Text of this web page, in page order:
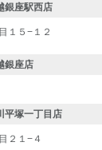
銀座駅西店
１５−１２
銀座店
平塚一丁目店
２１−４